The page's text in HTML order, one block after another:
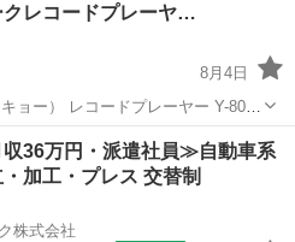
クレコードプレーヤ…
8月4日
ョー） レコードプレーヤー Y-8000
用仕様）※⚠️西日...
その他 部品取り
36万円・派遣社員≫自動車系
加工・プレス 交替制
株式会社